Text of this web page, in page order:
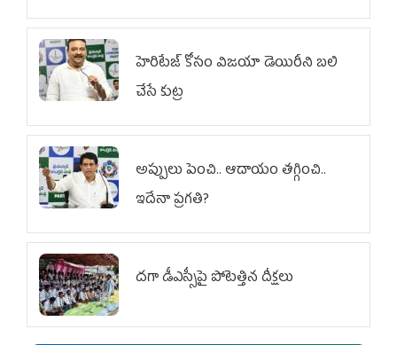
హెరిటేజ్ కోసం విజయా డెయిరీని బలి
చేసే కుట్ర‌
అప్పులు పెంచి.. ఆదాయం తగ్గించి..
ఇదేనా ప్రగతి?
దగా డీఎస్సీపై పోటెత్తిన దీక్షలు